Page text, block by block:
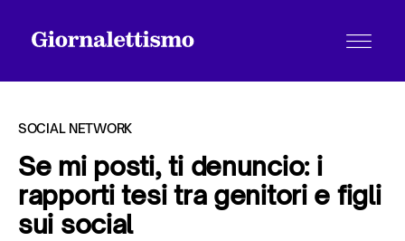
Tutti gli articoli
SOCIAL NETWORK
Se mi posti, ti denuncio: i
rapporti tesi tra genitori e figli
sui social